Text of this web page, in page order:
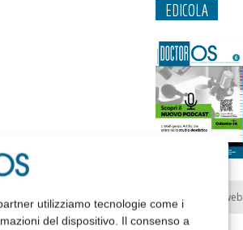
utilizziamo tecnologie come i
del dispositivo. Il consenso a
EDICOLA
Edicola web